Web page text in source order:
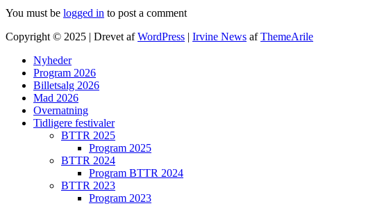
You must be logged in to post a comment
Copyright © 2025 | Drevet afWordPress | Irvine News afThemeArile
Nyheder
Program 2026
Billetsalg 2026
Mad 2026
Overnatning
Tidligere festivaler
BTTR 2025
Program 2025
BTTR 2024
Program BTTR 2024
BTTR 2023
Program 2023